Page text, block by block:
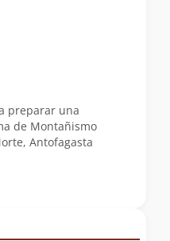
preparar una
de Montañismo
Antofagasta